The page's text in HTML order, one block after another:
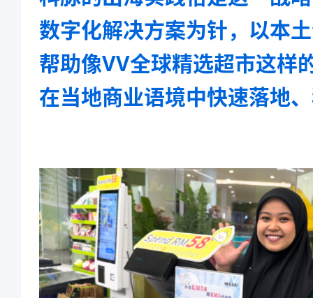
数字化解决方案为针，以本
帮助像VV全球精选超市这样
在当地商业语境中快速落地